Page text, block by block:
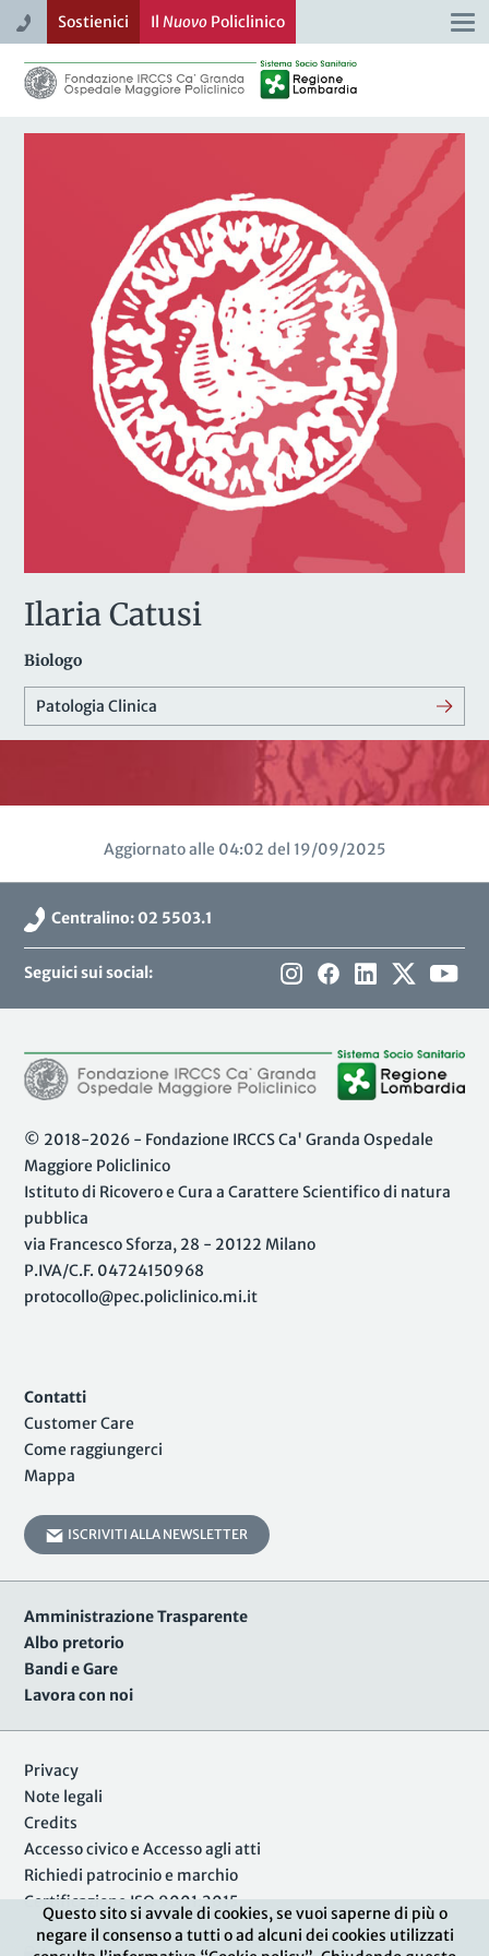
Questo sito si avvale di cookies, se vuoi saperne di più o
negare il consenso a tutti o ad alcuni dei cookies utilizzati
Sostienici Il NuovoPoliclinico
Ilaria Catusi
Biologo
Patologia Clinica
Aggiornato alle 04:02 del 19/09/2025
Centralino: 02 5503.1
Seguici sui social:
© 2018-2026 - Fondazione IRCCS Ca' Granda Ospedale
Maggiore Policlinico
Istituto di Ricovero e Cura a Carattere Scientifico di natura
pubblica
via Francesco Sforza, 28 - 20122 Milano
P.IVA/C.F. 04724150968
protocollo@pec.policlinico.mi.it
Contatti
Customer Care
Come raggiungerci
Mappa
ISCRIVITI ALLA NEWSLETTER
Amministrazione Trasparente
Albo pretorio
Bandi e Gare
Lavora con noi
Privacy
Note legali
Credits
Accesso civico e Accesso agli atti
Richiedi patrocinio e marchio
Certificazione ISO 9001:2015